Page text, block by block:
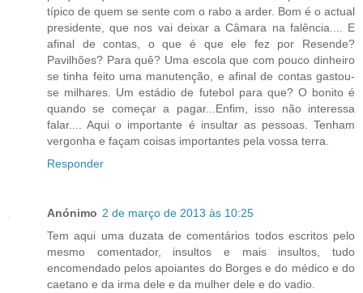
típico de quem se sente com o rabo a arder. Bom é o actual
presidente, que nos vai deixar a Câmara na falência.... E
afinal de contas, o que é que ele fez por Resende?
Pavilhões? Para quê? Uma escola que com pouco dinheiro
se tinha feito uma manutenção, e afinal de contas gastou-
se milhares. Um estádio de futebol para que? O bonito é
quando se começar a pagar...Enfim, isso não interessa
falar.... Aqui o importante é insultar as pessoas. Tenham
vergonha e façam coisas importantes pela vossa terra.
Responder
Anónimo 2 de março de 2013 às 10:25
Tem aqui uma duzata de comentários todos escritos pelo
mesmo comentador, insultos e mais insultos, tudo
encomendado pelos apoiantes do Borges e do médico e do
caetano e da irma dele e da mulher dele e do vadio.